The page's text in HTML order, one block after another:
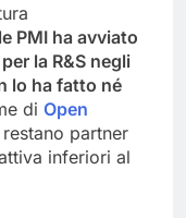
PMI ha avviato
la R&S negli
lo ha fatto né
di Open
partner
inferiori al